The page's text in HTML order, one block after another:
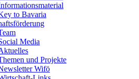
to Bavaria
Media
und Projekte
Wifö